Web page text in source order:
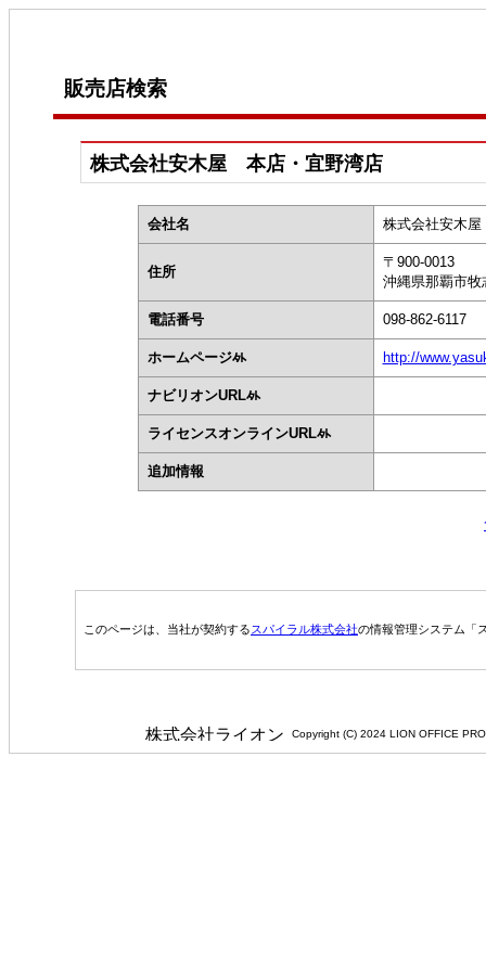
販売店検索
株式会社安木屋 本店・宜野湾店
会社名 株式会社安木
住所
〒900-0013
沖縄県那覇市牧
電話番号 098-862-6117
ホームページ http://
ナビリオンURL
ライセンスオンラインURL
追加情報
このページは、当社が契約するスパイラル株式会社の情報管理システム「
Copyright (C) 2024 LION OFFICE